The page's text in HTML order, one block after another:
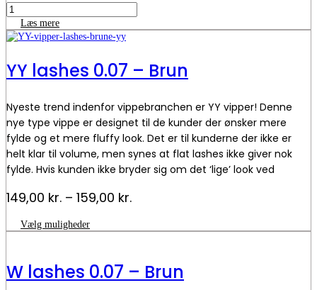
Lim
-
Intense
bond
sek
antal
Læs mere
YY lashes 0.07 – Brun
Nyeste trend indenfor vippebranchen er YY vipper! Denne
nye type vippe er designet til de kunder der ønsker mere
fylde og et mere fluffy look. Det er til kunderne der ikke er
helt klar til volume, men synes at flat lashes ikke giver nok
fylde. Hvis kunden ikke bryder sig om det ‘lige’ look ved
vipperne har en lige bund, der giver et forbedret klæbende
at dække, hvis dine kunder har huller mellem naturvipperne.
149,00 kr. – 159,00 kr.Prisinterval:
til
Vælg muligheder
vare
varianter.
Mulighederne
W lashes 0.07 – Brun